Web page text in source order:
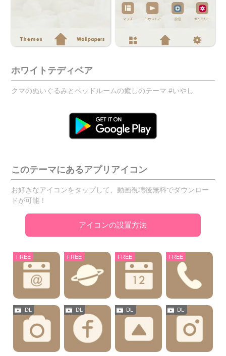
ホワイトテディベア
クマのぬいぐるみとベッドルームの癒しのテーマ #いやし
このテーマにあるアプリアイコン
お好きなアイコンをタップして、動画視聴後無料でダウンロー
ドが可能！
アイコンの設置方法